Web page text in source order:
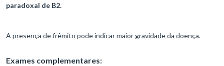
paradoxal de B2.
A presença de frêmito pode indicar maior gravidade da doença.
Exames complementares: